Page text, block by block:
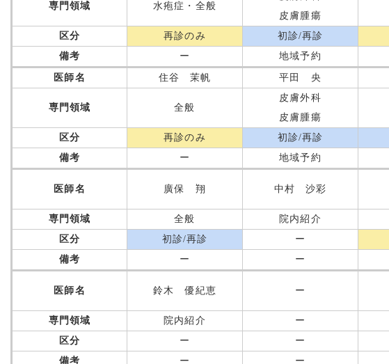
専門領域 水疱症・全般
皮膚腫瘍
区分 再診のみ 初診/再診
備考
ー 地域予約
医師名 住谷 茉帆 平田 央
専門領域 全般
皮膚外科
皮膚腫瘍
区分 再診のみ 初診/再診
備考
ー 地域予約
医師名 廣保 翔 中村 沙彩
専門領域 全般 院内紹介
区分
初診/再診 ー
備考
ー ー
医師名 鈴木 優紀恵 ー
専門領域
院内紹介 ー
区分
ー ー
備考
ー ー